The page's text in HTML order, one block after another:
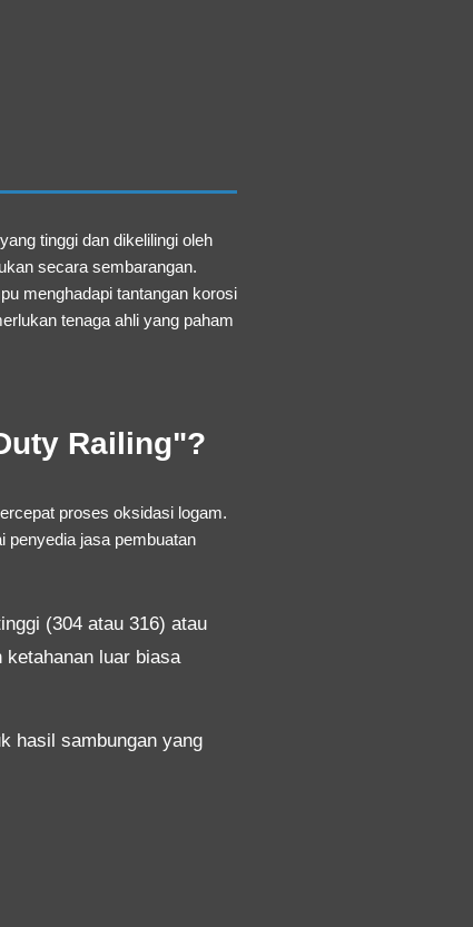
tinggi dan dikelilingi oleh
secara sembarangan.
menghadapi tantangan korosi
tenaga ahli yang paham
Railing"?
proses oksidasi logam.
penyedia jasa pembuatan
(304 atau 316) atau
luar biasa
hasil sambungan yang